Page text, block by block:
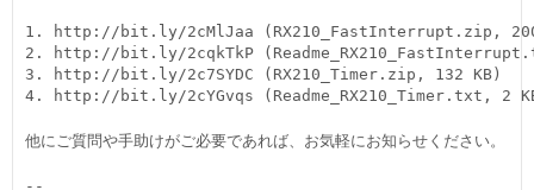
1. http://bit.ly/2cMlJaa (RX210_FastInterrupt.zip,
2. http://bit.ly/2cqkTkP
3. http://bit.ly/2c7SYDC (RX210_Timer.zip, 132 KB)
4. http://bit.ly/2cYGvqs (Readme_RX210_Timer.txt, 2
他にご質問や手助けがご必要であれば、お気軽にお知らせください。
--